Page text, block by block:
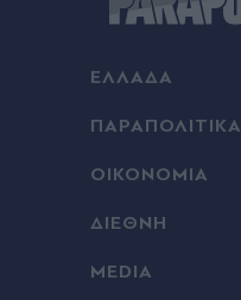
ΕΛΛΑΔΑ
ΠΑΡΑΠΟΛΙΤΙΚΑ
ΟΙΚΟΝΟΜΙΑ
ΔΙΕΘΝΗ
MEDIA